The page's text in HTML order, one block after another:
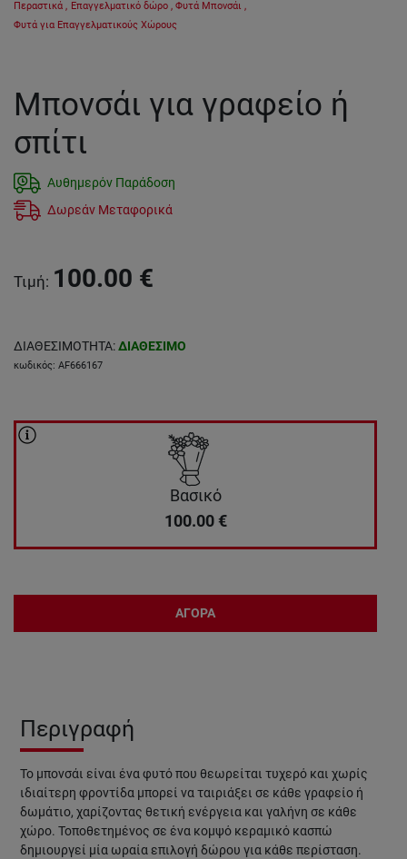
Περαστικά , Επαγγελματικό δώρο , Φυτά Μπονσάι ,
Φυτά για Επαγγελματικούς Χώρους
Μπονσάι για γραφείο ή
σπίτι
Αυθημερόν Παράδοση
Δωρεάν Μεταφορικά
Τιμή: 100.00 €
ΔΙΑΘΕΣΙΜΟΤΗΤΑ:ΔΙΑΘΕΣΙΜΟ
κωδικός: AF666167
Βασικό
100.00 €
ΑΓΟΡΑ
Περιγραφή
Το μπονσάι είναι ένα φυτό που θεωρείται τυχερό και χωρίς
ιδιαίτερη φροντίδα μπορεί να ταιριάξει σε κάθε γραφείο ή
δωμάτιο, χαρίζοντας θετική ενέργεια και γαλήνη σε κάθε
χώρο. Τοποθετημένος σε ένα κομψό κεραμικό κασπώ
δημιουργεί μία ωραία επιλογή δώρου για κάθε περίσταση.